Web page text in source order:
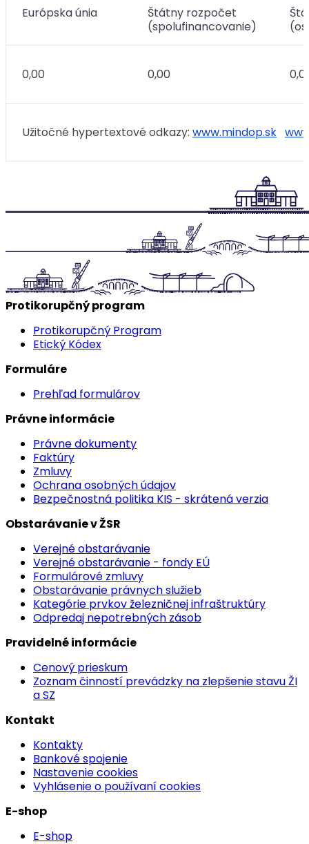
Európska únia
Štátny rozpočet
(spolufinancovanie)
0,00 0,00
Užitočné hypertextové odkazy: www.mindop.sk
Protikorupčný program
Protikorupčný Program
Etický Kódex
Formuláre
Prehľad formulárov
Právne informácie
Právne dokumenty
Faktúry
Zmluvy
Ochrana osobných údajov
Bezpečnostná politika KIS - skrátená verzia
Obstarávanie v ŽSR
Verejné obstarávanie
Verejné obstarávanie - fondy EÚ
Formulárové zmluvy
Obstarávanie právnych služieb
Kategórie prvkov železničnej infraštruktúry
Odpredaj nepotrebných zásob
Pravidelné informácie
Cenový prieskum
Zoznam činností prevádzky na zlepšenie stavu ŽI
a SZ
Kontakt
Kontakty
Bankové spojenie
Nastavenie cookies
Vyhlásenie o používaní cookies
E-shop
E-shop